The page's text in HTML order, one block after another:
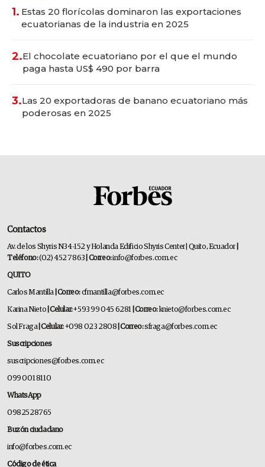
1. Estas 20 florícolas dominaron las exportaciones
ecuatorianas de la industria en 2025
2.El chocolate ecuatoriano por el que el mundo
paga hasta US$ 490 por barra
3.Las 20 exportadoras de banano ecuatoriano más
poderosas en 2025
Contactos
Av. de los Shyris N34-152 y Holanda Edificio Shyris Center | Quito, Ecuador
Teléfono:(02) 452 7863 | Correo:info@forbes.com.ec
QUITO
Carlos Mantilla | Correo:cfmantilla@forbes.com.ec
Karina Nieto | Celular:+593 99 045 6281 | Correo:knieto@forbes.com.ec
Sol Fraga| Celular:+098 023 2808 | Correo:sfraga@forbes.com.ec
Suscripciones
suscripciones@forbes.com.ec
099 001 8110
WhatsApp
0982528765
Buzón ciudadano
info@forbes.com.ec
Código de ética